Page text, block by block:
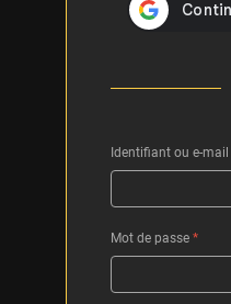
Identifiant ou e-mail
Mot de passe *